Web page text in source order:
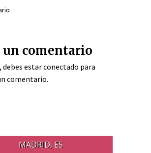
un comentario
debes estarconectado para
comentario.
MADRID, ES